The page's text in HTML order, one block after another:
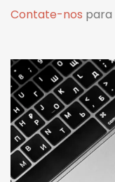
Contate-nos para